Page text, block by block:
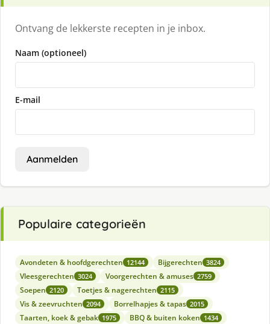
Ontvang de lekkerste recepten in je inbox.
Naam (optioneel)
E-mail
Aanmelden
Populaire categorieën
Avondeten & hoofdgerechten 12144 Bijgerechten 3824
Vleesgerechten 3024 Voorgerechten & amuses 2759
Soepen 2120 Toetjes & nagerechten 2115
Vis & zeevruchten 2094 Borrelhapjes & tapas 2015
Taarten, koek & gebak 1975 BBQ & buiten koken 1434